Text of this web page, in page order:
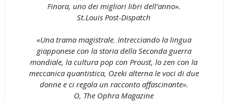
Finora, uno dei migliori libri dell’anno».
St.Louis Post-Dispatch
«Una trama magistrale. Intrecciando la lingua
giapponese con la storia della Seconda guerra
mondiale, la cultura pop con Proust, lo zen con la
meccanica quantistica, Ozeki alterna le voci di due
donne e ci regala un racconto affascinante».
O, The Ophra Magazine